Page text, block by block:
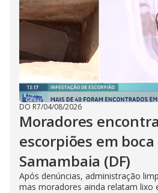
DO R7/04/08/2026
Moradores
escorpiões em
Samambaia (DF)
Após denúncias, administração
mas moradores ainda relatam lixo